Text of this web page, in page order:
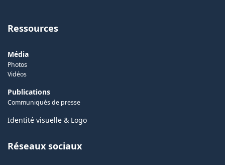
Ressources
Média
Photos
Vidéos
Publications
Communiqués de presse
Identité visuelle & Logo
Réseaux sociaux